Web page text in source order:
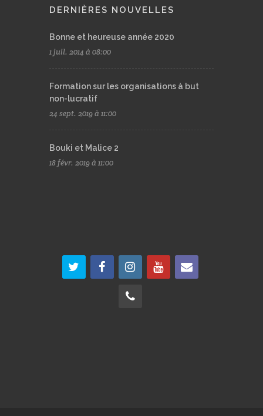
DERNIÈRES NOUVELLES
Bonne et heureuse année 2020
1 juil. 2014 à 08:00
Formation sur les organisations à but
non-lucratif
24 sept. 2019 à 11:00
Bouki et Malice 2
18 févr. 2019 à 11:00